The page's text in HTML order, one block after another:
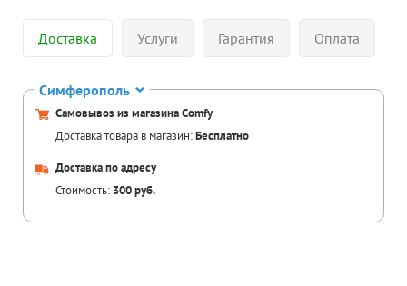
Доставка Услуги Гарантия Оплата
Симферополь
Самовывоз из магазина Comfy
Доставка товара в магазин:Бесплатно
Доставка по адресу
Стоимость: 300 руб.